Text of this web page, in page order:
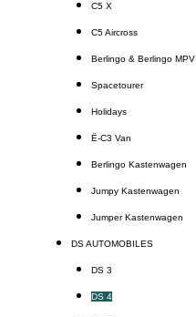
C5 X
C5 Aircross
Berlingo & Berlingo MPV
Spacetourer
Holidays
Ë-C3 Van
Berlingo Kastenwagen
Jumpy Kastenwagen
Jumper Kastenwagen
DS AUTOMOBILES
DS 3
DS 4